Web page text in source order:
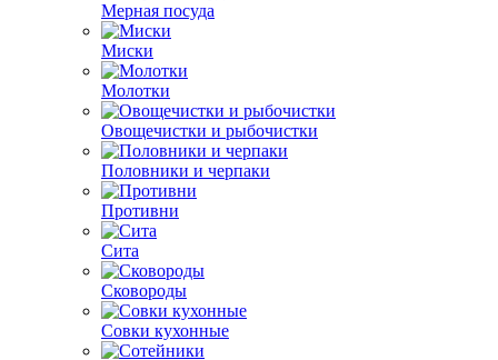
Мерная посуда
Миски
Молотки
Овощечистки и рыбочистки
Половники и черпаки
Противни
Сита
Сковороды
Совки кухонные